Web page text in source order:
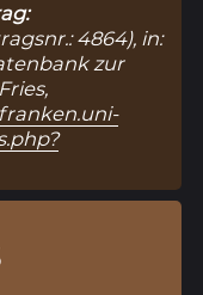
4864), in:
zur